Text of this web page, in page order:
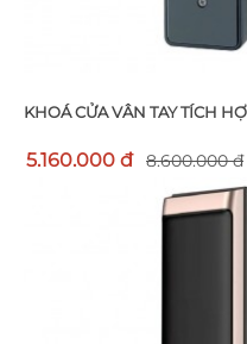
KHOÁ CỬA VÂN TAY TÍCH
5.160.000 đ 8.600.000 đ